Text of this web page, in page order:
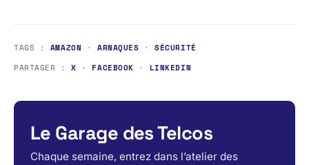
TAGS : AMAZON · ARNAQUES ·SÉCURITÉ
PARTAGER :X · FACEBOOK · LINKEDIN
Le Garage des Telcos
Chaque semaine, entrez dans l’atelier des